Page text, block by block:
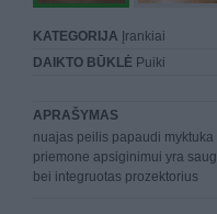
KATEGORIJA Įrankiai
DAIKTO BŪKLĖ Puiki
APRAŠYMAS
nuajas peilis papaudi
priemone apsiginimui yra
bei integruotas prozektorius